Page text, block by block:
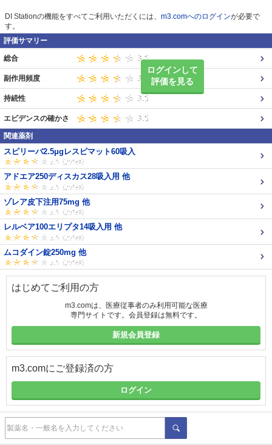
DI Stationの機能をすべてご利用いただくには、 m3.comへのログインが必要で
す。
評価サマリー
ログインして
評価を見る
総合
副作用頻度
持続性
エビデンスの確かさ
関連薬剤
スピリーバ2.5μgレスピマット60吸入
アドエア250ディスカス28吸入用 他
ゾレア皮下注用75mg 他
レルベア100エリプタ14吸入用 他
ムコダイン錠250mg 他
はじめてご利用の方
m3.comは、医療従事者のみ利用可能な医療
専門サイトです。会員登録は無料です。
新規会員登録
m3.comにご登録済の方
ログイン